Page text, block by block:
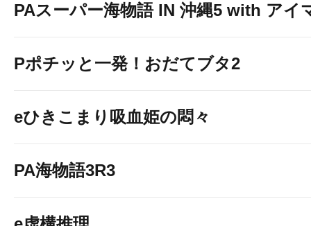
PAスーパー海物語 IN 沖縄5 with アイ
Pポチッと一発！おだてブタ2
eひきこまり吸血姫の悶々
PA海物語3R3